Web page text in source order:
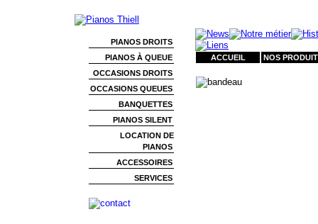
PIANOS DROITS
PIANOS À QUEUE
OCCASIONS DROITS
OCCASIONS QUEUES
BANQUETTES
PIANOS SILENT
LOCATION DE
PIANOS
ACCESSOIRES
SERVICES
ACCUEIL NOS